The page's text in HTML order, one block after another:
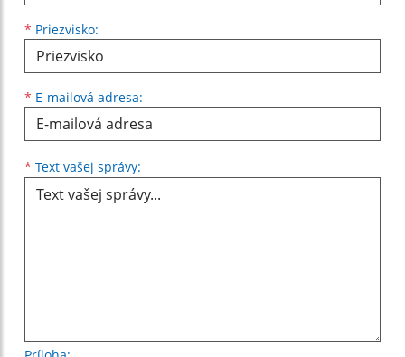
* Priezvisko:
* E-mailová adresa:
* Text vašej správy: